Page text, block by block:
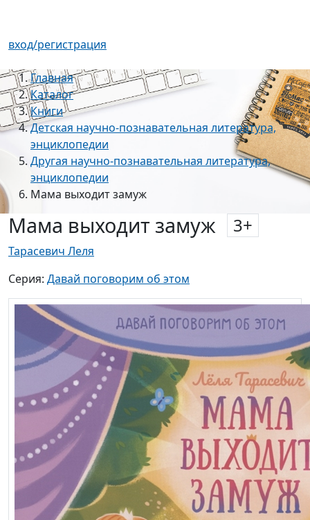
вход/регистрация
Главная
Каталог
Книги
Детская научно-познавательная литература,
энциклопедии
Другая научно-познавательная литература,
энциклопедии
Мама выходит замуж
Мама выходит замуж 3+
Тарасевич Леля
Серия: Давай поговорим об этом